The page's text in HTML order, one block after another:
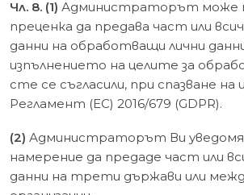
Чл. 8. (1) Администраторът може
преценка да предава част или
данни на обработващи лични
изпълнението на целите за
сте се съгласили, при спазване на
Регламент (ЕС) 2016/679 (GDPR).
(2) Администраторът Ви
намерение да предаде част или
данни на трети държави или